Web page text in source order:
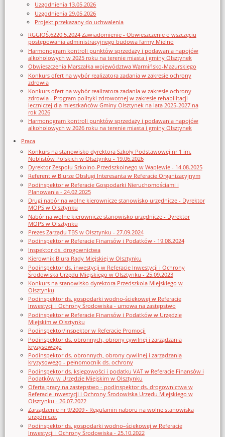
Uzgodnienia 13.05.2026
Uzgodnienia 29.05.2026
Projekt przekazany do uchwalenia
RGGIOŚ.6220.5.2024 Zawiadomienie - Obwieszczenie o wszczęciu
postępowania administracyjnego budowa farmy Mielno
Harmonogram kontroli punktów sprzedaży i podawania napojów
alkoholowych w 2025 roku na terenie miasta i gminy Olsztynek
Obwieszczenia Marszałka województwa Warmińsko-Mazurskiego
Konkurs ofert na wybór realizatora zadania w zakresie ochrony
zdrowia
Konkurs ofert na wybór realizatora zadania w zakresie ochrony
zdrowia - Program polityki zdrowotnej w zakresie rehabilitacji
leczniczej dla mieszkańców Gminy Olsztynek na lata 2025-2027 na
rok 2026
Harmonogram kontroli punktów sprzedaży i podawania napojów
alkoholowych w 2026 roku na terenie miasta i gminy Olsztynek
Praca
Konkurs na stanowisko dyrektora Szkoły Podstawowej nr 1 im.
Noblistów Polskich w Olsztynku - 19.06.2026
Dyrektor Zespołu Szkolno-Przedszkolnego w Waplewie - 14.08.2025
Referent w Biurze Obsługi Interesanta w Referacie Organizacyjnym
Podinspektor w Referacie Gospodarki Nieruchomościami i
Planowania - 24.02.2025
Drugi nabór na wolne kierownicze stanowisko urzędnicze - Dyrektor
MOPS w Olsztynku
Nabór na wolne kierownicze stanowisko urzędnicze - Dyrektor
MOPS w Olsztynku
Prezes Zarządu TBS w Olsztynku - 27.09.2024
Podinspektor w Referacie Finansów i Podatków - 19.08.2024
Inspektor ds. drogownictwa
Kierownik Biura Rady Miejskiej w Olsztynku
Podinspektor ds. inwestycji w Referacie Inwestycji i Ochrony
Środowiska Urzędu Miejskiego w Olsztynku - 25.09.2023
Konkurs na stanowisko dyrektora Przedszkola Miejskiego w
Olsztynku
Podinspektor ds. gospodarki wodno-ściekowej w Referacie
Inwestycji i Ochrony Środowiska - umowa na zastępstwo
Podinspektor w Referacie Finansów i Podatków w Urzędzie
Miejskim w Olsztynku
Podinspektor/inspektor w Referacie Promocji
Podinspektor ds. obronnych, obrony cywilnej i zarządzania
kryzysowego
Podinspektor ds. obronnych, obrony cywilnej i zarządzania
kryzysowego - pełnomocnik ds. ochrony
Podinspektor ds. księgowości i podatku VAT w Referacie Finansów i
Podatków w Urzędzie Miejskim w Olsztynku
Oferta pracy na zastępstwo - podinspektor ds. drogownictwa w
Referacie Inwestycji i Ochrony Środowiska Urzędu Miejskiego w
Olsztynku - 26.07.2022
Zarządzenie nr 9/2009 - Regulamin naboru na wolne stanowiska
urzędnicze.
Podinspektor ds. gospodarki wodno–ściekowej w Referacie
Inwestycji i Ochrony Środowiska - 25.10.2022